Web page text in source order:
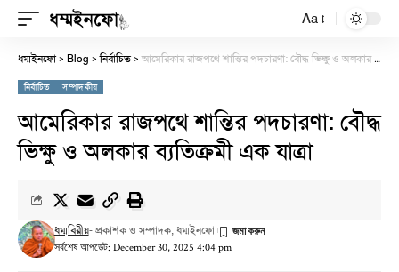
Aa
ধম্মইনফো> Blog >নির্বাচিত>আমেরিকার রাজপথে শান্তির পদচারণা: বৌদ্ধ ভিক্ষু ও অলকার ব্যতিক্রমী এক যাত্রা
নির্বাচিত সম্পাদকীয়
আমেরিকার রাজপথে শান্তির পদচারণা: বৌদ্ধ
ভিক্ষু ও অলকার ব্যতিক্রমী এক যাত্রা
সর্বশেষ আপডেট: December 30, 2025 4:04 pm
ধম্মবিরীয়- প্রকাশক ও সম্পাদক, ধম্মইনফো